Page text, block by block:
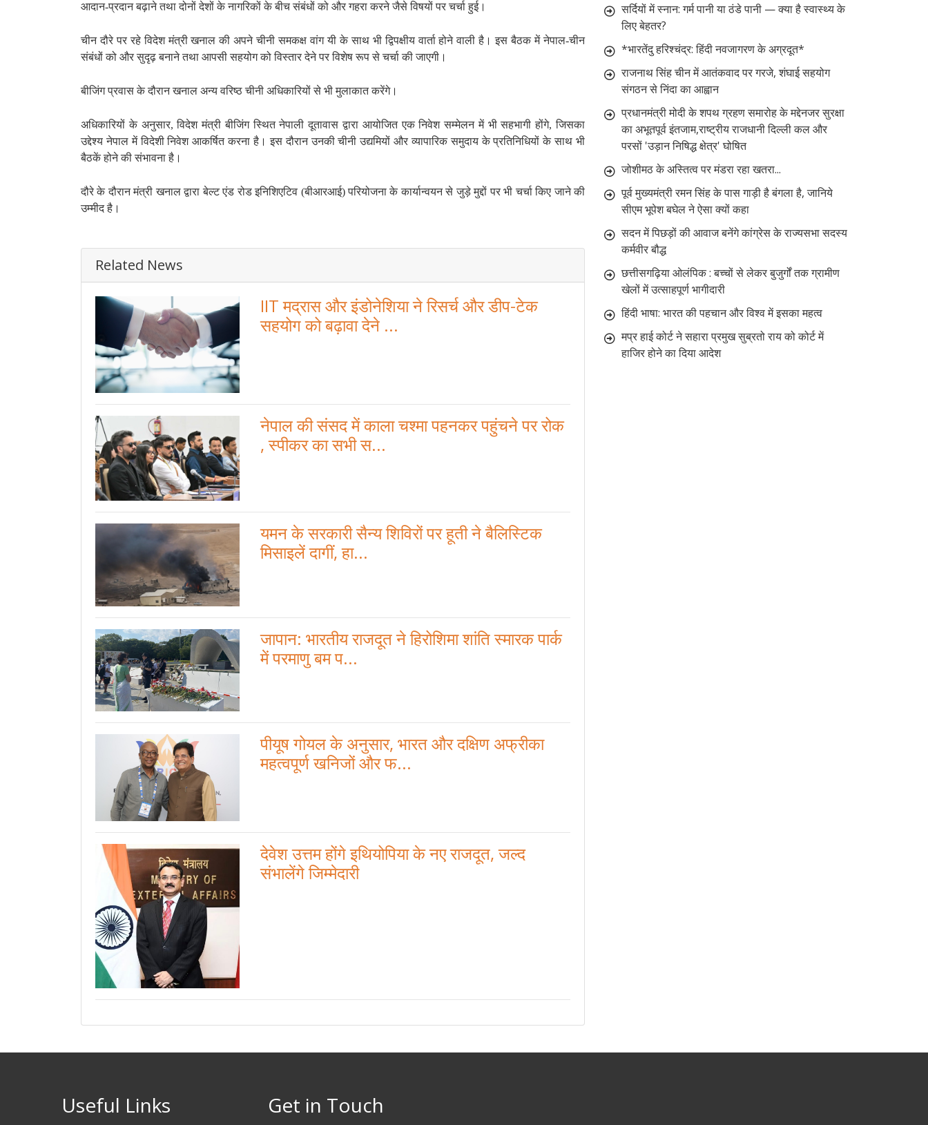
आदान-प्रदान बढ़ाने तथा दोनों देशों के नागरिकों के बीच संबंधों को और गहरा करने जैसे विषयों पर चर्चा हुई।
चीन दौरे पर रहे विदेश मंत्री खनाल की अपने चीनी समकक्ष वांग यी के साथ भी द्विपक्षीय वार्ता होने वाली है। इस बैठक में नेपाल-चीन
संबंधों को और सुदृढ़ बनाने तथा आपसी सहयोग को विस्तार देने पर विशेष रूप से चर्चा की जाएगी।
बीजिंग प्रवास के दौरान खनाल अन्य वरिष्ठ चीनी अधिकारियों से भी मुलाकात करेंगे।
अधिकारियों के अनुसार, विदेश मंत्री बीजिंग स्थित नेपाली दूतावास द्वारा आयोजित एक निवेश सम्मेलन में भी सहभागी होंगे, जिसका
उद्देश्य नेपाल में विदेशी निवेश आकर्षित करना है। इस दौरान उनकी चीनी उद्यमियों और व्यापारिक समुदाय के प्रतिनिधियों के साथ भी
बैठकें होने की संभावना है।
दौरे के दौरान मंत्री खनाल द्वारा बेल्ट एंड रोड इनिशिएटिव (बीआरआई) परियोजना के कार्यान्वयन से जुड़े मुद्दों पर भी चर्चा किए जाने की
उम्मीद है।
Related News
IIT मद्रास और इंडोनेशिया ने रिसर्च और डीप-टेक
सहयोग को बढ़ावा देने ...
नेपाल की संसद में काला चश्मा पहनकर पहुंचने पर रोक
, स्पीकर का सभी स...
यमन के सरकारी सैन्य शिविरों पर हूती ने बैलिस्टिक
मिसाइलें दागीं, हा...
जापान: भारतीय राजदूत ने हिरोशिमा शांति स्मारक पार्क
में परमाणु बम प...
पीयूष गोयल के अनुसार, भारत और दक्षिण अफ्रीका
महत्वपूर्ण खनिजों और फ...
देवेश उत्तम होंगे इथियोपिया के नए राजदूत, जल्द
संभालेंगे जिम्मेदारी
सर्दियों में स्नान: गर्म पानी या ठंडे पानी — क्या है स्वास्थ्य के
लिए बेहतर?
*भारतेंदु हरिश्चंद्र: हिंदी नवजागरण के अग्रदूत*
राजनाथ सिंह चीन में आतंकवाद पर गरजे, शंघाई सहयोग
संगठन से निंदा का आह्वान
प्रधानमंत्री मोदी के शपथ ग्रहण समारोह के मद्देनजर सुरक्षा
का अभूतपूर्व इंतजाम,राष्ट्रीय राजधानी दिल्ली कल और
परसों 'उड़ान निषिद्ध क्षेत्र' घोषित
जोशीमठ के अस्तित्व पर मंडरा रहा खतरा...
पूर्व मुख्यमंत्री रमन सिंह के पास गाड़ी है बंगला है, जानिये
सीएम भूपेश बघेल ने ऐसा क्यों कहा
सदन में पिछड़ों की आवाज बनेंगे कांग्रेस के राज्यसभा सदस्य
कर्मवीर बौद्ध
छत्तीसगढ़िया ओलंपिक : बच्चों से लेकर बुजुर्गों तक ग्रामीण
खेलों में उत्साहपूर्ण भागीदारी
हिंदी भाषा: भारत की पहचान और विश्व में इसका महत्व
मप्र हाई कोर्ट ने सहारा प्रमुख सुब्रतो राय को कोर्ट में
हाजिर होने का दिया आदेश
Useful Links Get in Touch